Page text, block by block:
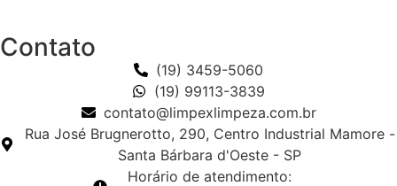
Contato
(19) 3459-5060
(19) 99113-3839
contato@limpexlimpeza.com.br
Rua José Brugnerotto, 290, Centro Industrial Mamore -
Santa Bárbara d'Oeste - SP
Horário de atendimento: